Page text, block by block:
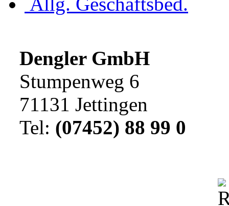
Dengler GmbH
Stumpenweg 6
71131 Jettingen
Tel: (07452) 88 99 0